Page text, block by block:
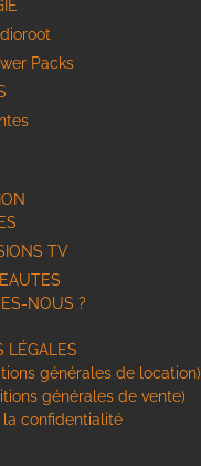
Packs
TV
NOUS ?
LÉGALES
générales de location)
générales de vente)
la confidentialité